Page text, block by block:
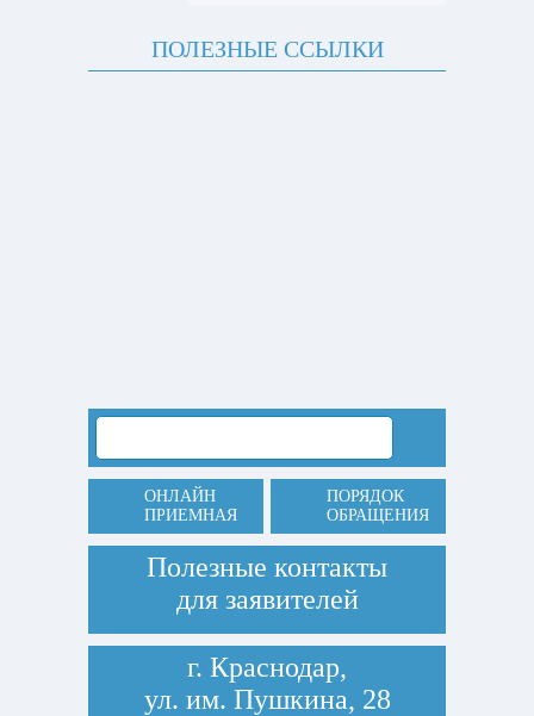
ПОЛЕЗНЫЕ ССЫЛКИ
ОНЛАЙН
ПРИЕМНАЯ
ПОРЯДОК
ОБРАЩЕНИЯ
Полезные контакты
для заявителей
г. Краснодар,
ул. им. Пушкина, 28